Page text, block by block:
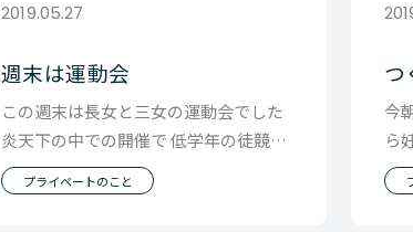
2019.05.27
週末は運動会
この週末は長女と三女の運動会でした
炎天下の中での開催で 低学年の徒競走
や 親の競技は中止となったのですが 暑
さを忘れて
プライベートのこと
つ
今
ら
ど
が